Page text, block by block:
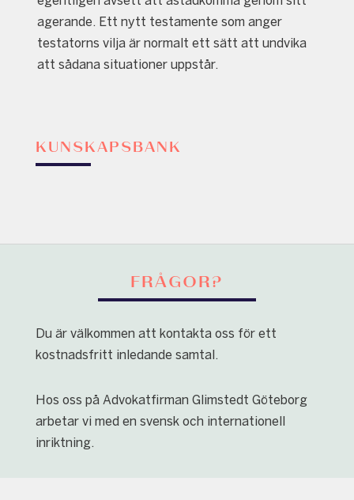
agerande. Ett nytt testamente som anger
testatorns vilja är normalt ett sätt att undvika
att sådana situationer uppstår.
KUNSKAPSBANK
FRÅGOR?
Du är välkommen att kontakta oss för ett
kostnadsfritt inledande samtal.
Hos oss på Advokatfirman Glimstedt Göteborg
arbetar vi med en svensk och internationell
inriktning.